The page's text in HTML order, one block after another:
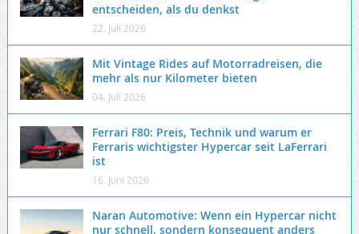
entscheiden, als du denkst
22. Juli 2026
Mit Vintage Rides auf Motorradreisen, die
mehr als nur Kilometer bieten
04. Juli 2026
Ferrari F80: Preis, Technik und warum er
Ferraris wichtigster Hypercar seit LaFerrari
ist
16. Juni 2026
Naran Automotive: Wenn ein Hypercar nicht
nur schnell, sondern konsequent anders